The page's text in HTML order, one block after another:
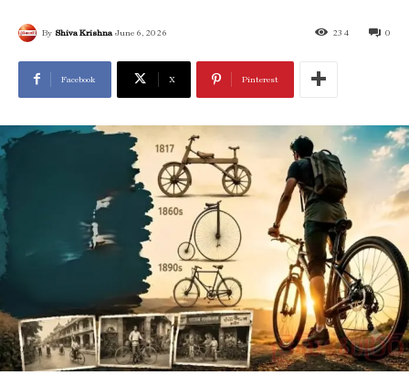
By Shiva Krishna June 6, 2026 0
234
Facebook X Pinterest